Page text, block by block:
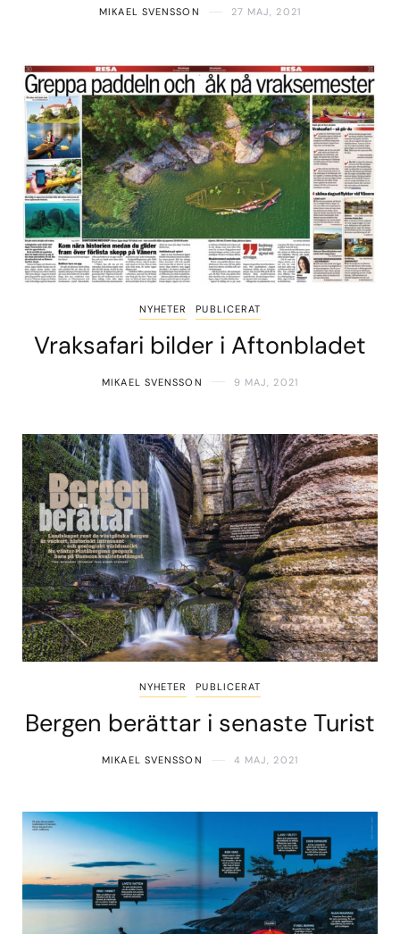
MIKAEL SVENSSON 27 MAJ, 2021
NYHETER PUBLICERAT
Vraksafari bilder i Aftonbladet
MIKAEL SVENSSON 9 MAJ, 2021
NYHETER PUBLICERAT
Bergen berättar i senaste Turist
MIKAEL SVENSSON 4 MAJ, 2021